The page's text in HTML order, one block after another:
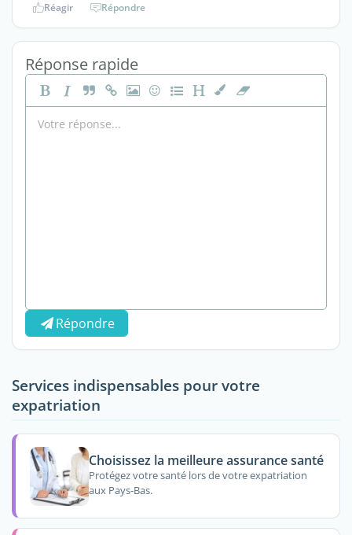
Réagir Répondre
Réponse rapide
Répondre
Services indispensables pour votre
expatriation
Choisissez la meilleure assurance santé
Protégez votre santé lors de votre expatriation
aux Pays-Bas.